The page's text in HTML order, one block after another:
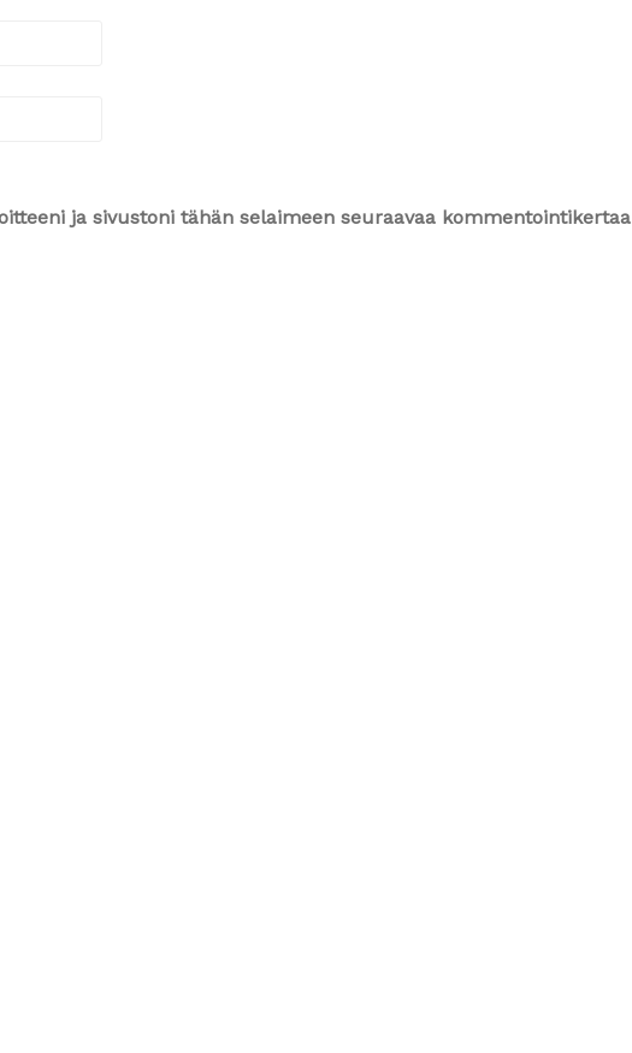
ja sivustoni tähän selaimeen seuraavaa kommentointikertaa